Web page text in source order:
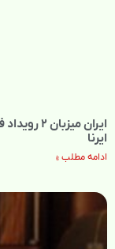
ایران
ایرنا
ادامه مطلب »